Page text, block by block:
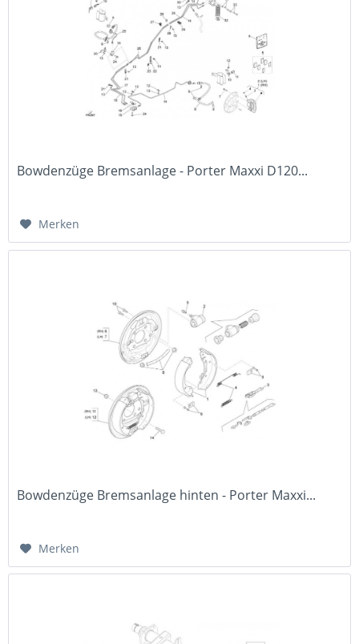
Bowdenzüge Bremsanlage - Porter Maxxi D120...
Merken
Bowdenzüge Bremsanlage hinten - Porter Maxxi...
Merken